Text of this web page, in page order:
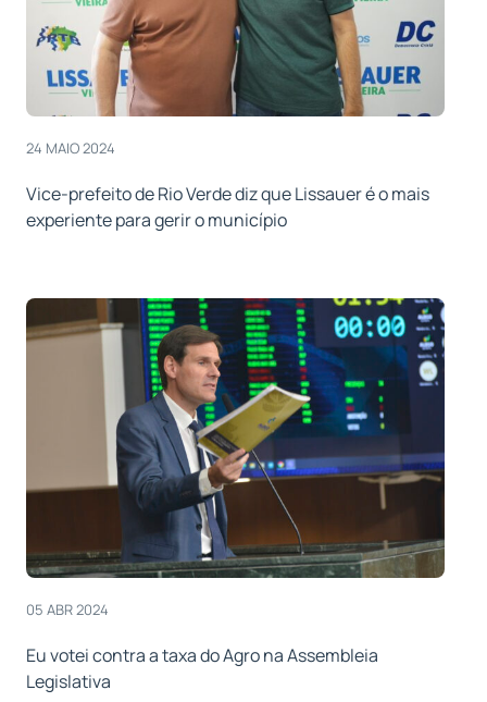
24 MAIO 2024
Vice-prefeito de Rio Verde diz que Lissauer é o mais
experiente para gerir o município
05 ABR 2024
Eu votei contra a taxa do Agro na Assembleia
Legislativa